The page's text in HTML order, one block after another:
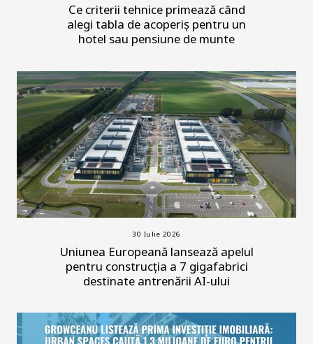
Ce criterii tehnice primează când
alegi tabla de acoperiș pentru un
hotel sau pensiune de munte
30 Iulie 2026
Uniunea Europeană lansează apelul
pentru construcția a 7 gigafabrici
destinate antrenării AI-ului